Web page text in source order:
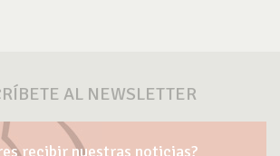
AL NEWSLETTER
recibir nuestras noticias?